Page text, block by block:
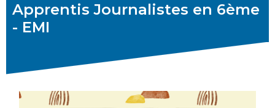
Apprentis Journalistes en 6ème
- EMI